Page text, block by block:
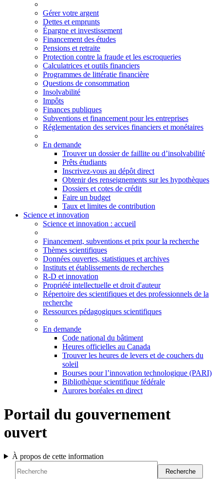
Gérer votre argent
Dettes et emprunts
Épargne et investissement
Financement des études
Pensions et retraite
Protection contre la fraude et les escroqueries
Calculatrices et outils financiers
Programmes de littératie financière
Questions de consommation
Insolvabilité
Impôts
Finances publiques
Subventions et financement pour les entreprises
Réglementation des services financiers et monétaires
En demande
Trouver un dossier de faillite ou d’insolvabilité
Prêts étudiants
Inscrivez-vous au dépôt direct
Obtenir des renseignements sur les hypothèques
Dossiers et cotes de crédit
Faire un budget
Taux et limites de contribution
Science et innovation
Science et innovation : accueil
Financement, subventions et prix pour la recherche
Thèmes scientifiques
Données ouvertes, statistiques et archives
Instituts et établissements de recherches
R-D et innovation
Propriété intellectuelle et droit d'auteur
Répertoire des scientifiques et des professionnels de la
recherche
Ressources pédagogiques scientifiques
En demande
Code national du bâtiment
Heures officielles au Canada
Trouver les heures de levers et de couchers du
soleil
Bourses pour l’innovation technologique (PARI)
Bibliothèque scientifique fédérale
Aurores boréales en direct
Portail du gouvernement
ouvert
À propos de cette information
Recherche